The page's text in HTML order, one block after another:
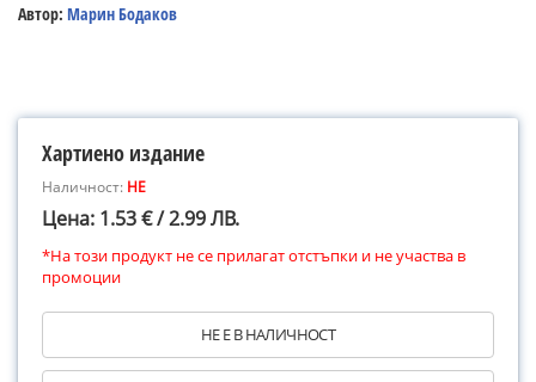
Автор: Марин Бодаков
Хартиено издание
Наличност: НЕ
Цена: 1.53 € / 2.99 ЛВ.
*На този продукт не се прилагат отстъпки и не участва в
промоции
НЕ Е В НАЛИЧНОСТ